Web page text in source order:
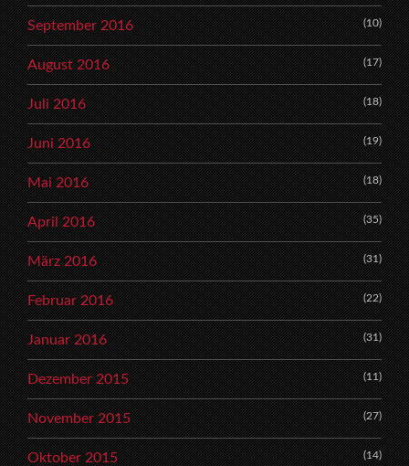
September 2016 (10)
August 2016 (17)
Juli 2016 (18)
Juni 2016 (19)
Mai 2016 (18)
April 2016 (35)
März 2016 (31)
Februar 2016 (22)
Januar 2016 (31)
Dezember 2015 (11)
November 2015 (27)
Oktober 2015 (14)